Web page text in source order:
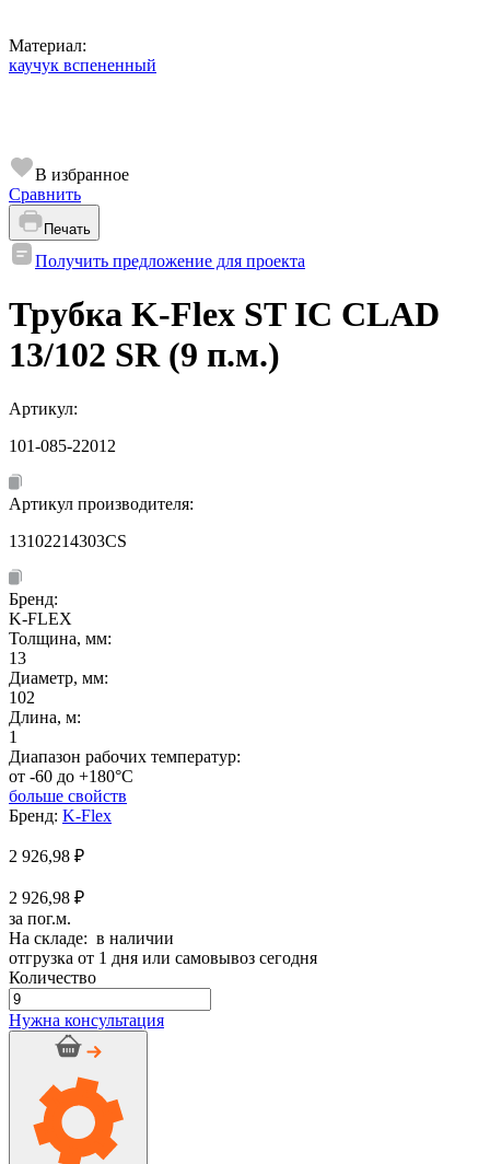
Материал:
каучук вспененный
В избранное
Сравнить
Печать
Получить предложение для проекта
Трубка K-Flex ST IС CLAD
13/102 SR (9 п.м.)
Артикул:
101-085-22012
Артикул производителя:
13102214303CS
Бренд:
K-FLEX
Толщина, мм:
13
Диаметр, мм:
102
Длина, м:
1
Диапазон рабочих температур:
от -60 до +180°C
больше свойств
Бренд: K-Flex
2 926,98 ₽
2 926,98 ₽
за пог.м.
На складе: в наличии
отгрузка от 1 дня или самовывоз сегодня
Количество
Количество
товара
Трубка
CLAD
13/102
Нужна консультация